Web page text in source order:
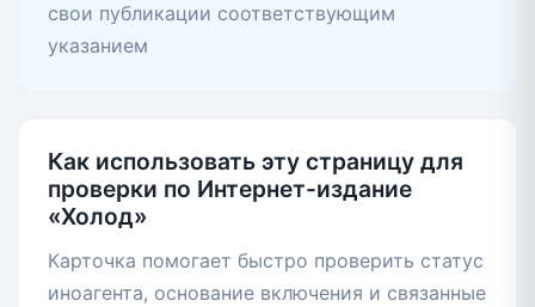
свои публикации соответствующим
указанием
Как использовать эту страницу для
проверки по Интернет-издание
«Холод»
Карточка помогает быстро проверить статус
иноагента, основание включения и связанные